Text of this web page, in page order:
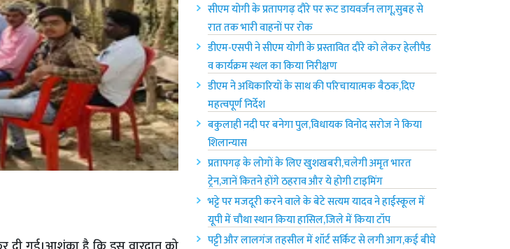
सीएम योगी के प्रतापगढ़ दौरे पर रूट डायवर्जन लागू,सुबह से
रात तक भारी वाहनों पर रोक
डीएम-एसपी ने सीएम योगी के प्रस्तावित दौरे को लेकर हेलीपैड
व कार्यक्रम स्थल का किया निरीक्षण
डीएम ने अधिकारियों के साथ की परिचायात्मक बैठक,दिए
महत्वपूर्ण निर्देश
बकुलाही नदी पर बनेगा पुल,विधायक विनोद सरोज ने किया
शिलान्यास
प्रतापगढ़ के लोगों के लिए खुशखबरी,चलेगी अमृत भारत
ट्रेन,जानें कितने होंगे ठहराव और ये होगी टाइमिंग
भट्टे पर मजदूरी करने वाले के बेटे सत्यम यादव ने हाईस्कूल में
यूपी में चौथा स्थान किया हासिल,जिले में किया टॉप
पट्टी और लालगंज तहसील में शॉर्ट सर्किट से लगी आग,कई बीघे